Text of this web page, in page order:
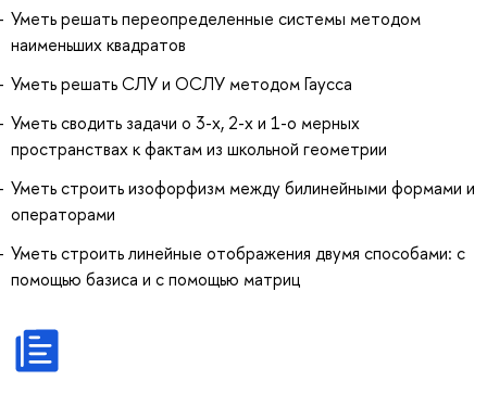
Уметь решать переопределенные системы методом
наименьших квадратов
Уметь решать СЛУ и ОСЛУ методом Гаусса
Уметь сводить задачи о 3-х, 2-х и 1-о мерных
пространствах к фактам из школьной геометрии
Уметь строить изофорфизм между билинейными формами и
операторами
Уметь строить линейные отображения двумя способами: с
помощью базиса и с помощью матриц